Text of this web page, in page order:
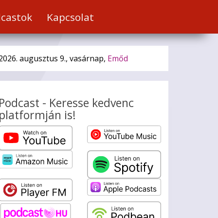
Kapcsolat
augusztus 9., vasárnap, Emőd
Podcast - Keresse kedvenc
platformján is!